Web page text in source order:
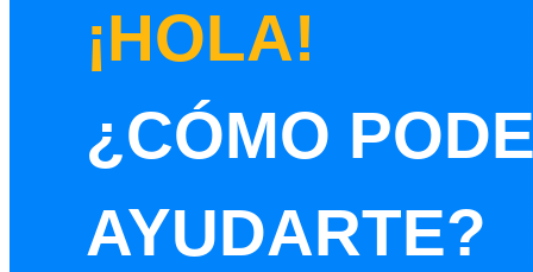
¡HOLA!
¿CÓMO
AYUDARTE?